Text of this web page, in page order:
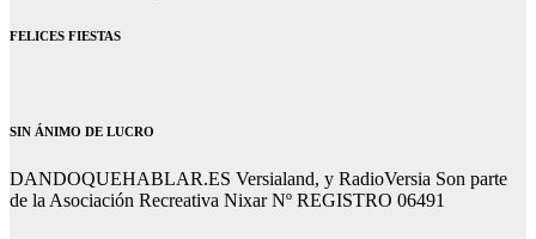
FELICES FIESTAS
SIN ÁNIMO DE LUCRO
DANDOQUEHABLAR.ES Versialand, y RadioVersia Son parte
de la Asociación Recreativa Nixar Nº REGISTRO 06491